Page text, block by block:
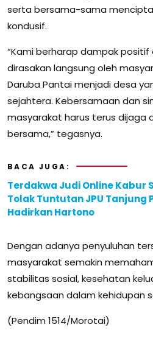
serta bersama-sama
kondusif.
“Kami berharap dampak
dirasakan langsung oleh
Daruba Pantai menjadi desa
sejahtera. Kebersamaan dan
masyarakat harus terus dijaga
bersama,” tegasnya.
BACA JUGA:
Terdakwa Judi Online Kabur
Tolak Tuntutan JPU Tanjung
Hadirkan Hartono
Dengan adanya penyuluhan
masyarakat semakin
stabilitas sosial, kesehatan
kebangsaan dalam kehidupan
(Pendim 1514/Morotai)